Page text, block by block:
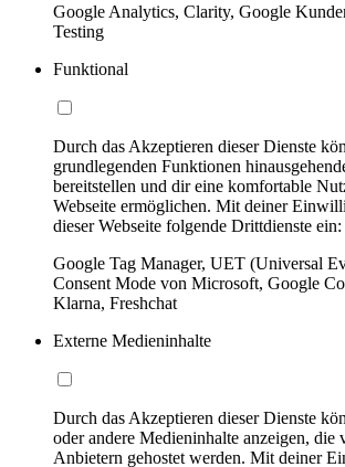
Google Analytics, Clarity, Google
Testing
Funktional
Durch das Akzeptieren dieser Dienste
grundlegenden Funktionen
bereitstellen und dir eine komfortable
Webseite ermöglichen. Mit deiner
dieser Webseite folgende Drittdienste ein:
Google Tag Manager, UET (Universal
Consent Mode von Microsoft, Google
Klarna, Freshchat
Externe Medieninhalte
Durch das Akzeptieren dieser Dienste
oder andere Medieninhalte anzeigen, die
Anbietern gehostet werden. Mit deiner